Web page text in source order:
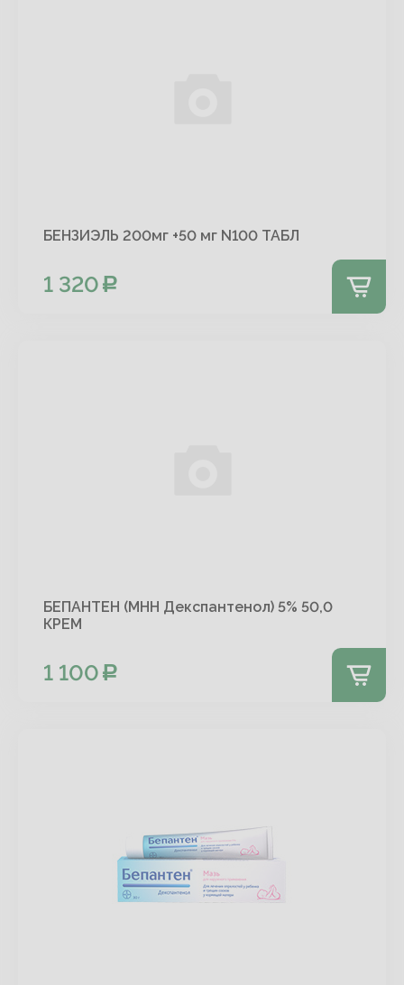
БЕНЗИЭЛЬ 200мг +50 мг N100 ТАБЛ
1 320
БЕПАНТЕН (МНН Декспантенол) 5% 50,0
КРЕМ
1 100